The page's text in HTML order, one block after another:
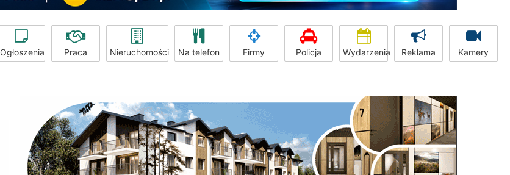
Ogłoszenia Praca Nieruchomości Na telefon Firmy Policja Wydarzenia Reklama Kamery